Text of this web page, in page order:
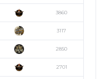
3860
3117
2850
2701